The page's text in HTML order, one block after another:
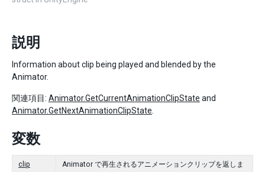
説明
Information about clip being played and blended by the
Animator.
関連項目: Animator.GetCurrentAnimationClipState and
Animator.GetNextAnimationClipState
変数
clip
Animator で再生されるアニメーションクリップを返しま